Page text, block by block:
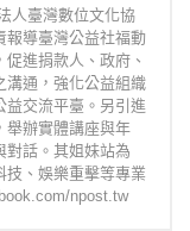
人臺灣數位文化協
報導臺灣公益社福動
進捐款人、政府、
溝通，強化公益組織
益交流平臺。另引進
舉辦實體講座與年
對話。其姐妹站為
技、娛樂重擊等專業
npost.tw